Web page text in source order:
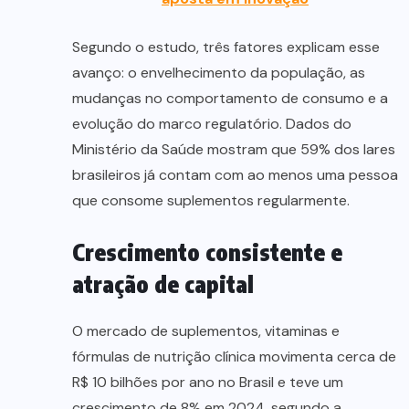
Segundo o estudo, três fatores explicam esse
avanço: o envelhecimento da população, as
mudanças no comportamento de consumo e a
evolução do marco regulatório. Dados do
Ministério da Saúde mostram que 59% dos lares
brasileiros já contam com ao menos uma pessoa
que consome suplementos regularmente.
Crescimento consistente e
atração de capital
O mercado de suplementos, vitaminas e
fórmulas de nutrição clínica movimenta cerca de
R$ 10 bilhões por ano no Brasil e teve um